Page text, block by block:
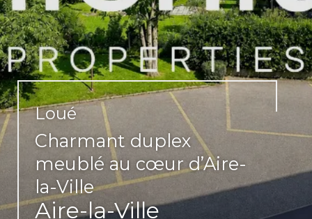
Loué
Charmant duplex
meublé au cœur d’Aire-
la-Ville
Aire-la-Ville